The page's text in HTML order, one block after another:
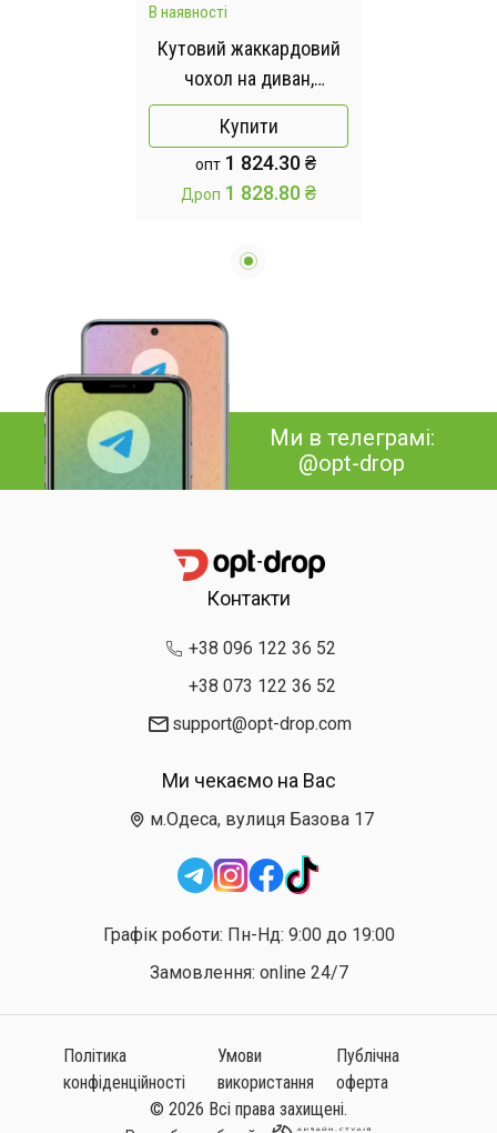
В наявності
Кутовий жаккардовий
чохол на диван,
натяжний чохол
універсальний, накидка
на диван Бежевий
Купити
опт 1 824.30 ₴
Дроп 1 828.80 ₴
Ми в телеграмі:
@opt-drop
Контакти
+38 096 122 36 52
+38 073 122 36 52
support@opt-drop.com
Ми чекаємо на Вас
м.Одеса, вулиця Базова 17
Графік роботи: Пн-Нд: 9:00 до 19:00
Замовлення: online 24/7
Політика
конфіденційності
Умови
використання
Публічна
оферта
© 2026 Всі права захищені.